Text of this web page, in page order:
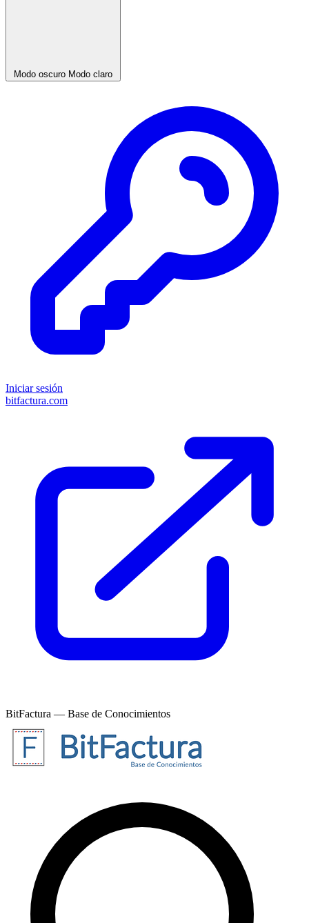
Modo oscuro Modo claro
Iniciar sesión
bitfactura.com
BitFactura — Base de Conocimientos